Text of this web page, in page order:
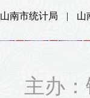
山南市统计局 | 山
主办